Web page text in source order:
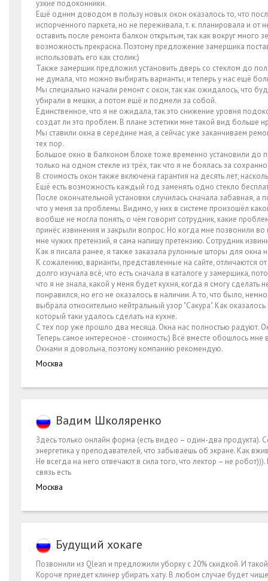
узкие подоконники.
Ещё одним доводом в пользу новых окон оказалось то, что
испорченного паркета, но не переживала, т. к. планировала и
оставить после ремонта балкон открытым, так как вокруг
возможность прекрасна. Поэтому предложение замерщика
использовать его как столик:)
Также замерщик предложил установить дверь со стеклом до
не думала, что можно выбирать варианты, и теперь у нас ещё
Мы специально начали ремонт с окон, так как ожидалось, что
убирали в мешки, а потом ещё и подмели за собой.
Единственное, что я не ожидала, так это снижение уровня
создат ли это проблем. В плане эстетики мне такой вид больше
Мы ставили окна в середине мая, а сейчас уже заканчиваем
тех пор.
Большое окно в балконом блоке тоже временно установили до
только на одном стекле из трёх, так что я не боялась за
В стоимость окон также включена гарантия на десять лет,
Ещё есть возможность каждый год заменять одно стекло
После окончательной установки случилась сначала забавная,
что у меня за проблемы. Видимо, у них в системе произошёл
вообще не могла понять, о чём говорит сотрудник, какие
принёс извинения и закрыли вопрос. Но когда мне позвонили
мне чужих претензий, я сама напишу претензию. Сотрудник
Как я писала ранее, я также заказала рулонные шторы для окна
К сожалению, варианты, представленные на сайте, отличаются
долго изучала всё, что есть сначала в каталоге у замерщика,
что я не знала, какой у меня будет кухня, когда я смогу
понравился, но его не оказалось в наличии. А то, что было,
выбрала относительно нейтральный узор "Сакура". Как
который таки удалось сделать на кухне.
С тех пор уже прошло два месяца. Окна нас полностью радуют.
Теперь самое интересное - стоимость:) Всё вместе обошлось мне
Окнами я довольна, поэтому компанию рекомендую.
Москва
Вадим Школяренко
Здесь только онлайн форма (есть видео – один-два продукта).
энергетика у преподавателей, что забываешь об экране. Как
Не всегда на него отвечают в сила того, что лектор – не
связь есть
Москва
Будущий хокаге
Позвонили из Qlean и предложили уборку с 20% скидкой. И
Короче приедет клинер убирать хату. В любом случае будет